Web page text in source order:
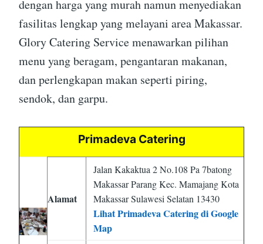
dengan harga yang murah namun menyediakan
fasilitas lengkap yang melayani area Makassar.
Glory Catering Service menawarkan pilihan
menu yang beragam, pengantaran makanan,
dan perlengkapan makan seperti piring,
sendok, dan garpu.
Primadeva Catering
Alamat
Jalan Kakaktua 2 No.108 Pa 7batong
Makassar Parang Kec. Mamajang Kota
Makassar Sulawesi Selatan 13430
Lihat Primadeva Catering di Google
Map